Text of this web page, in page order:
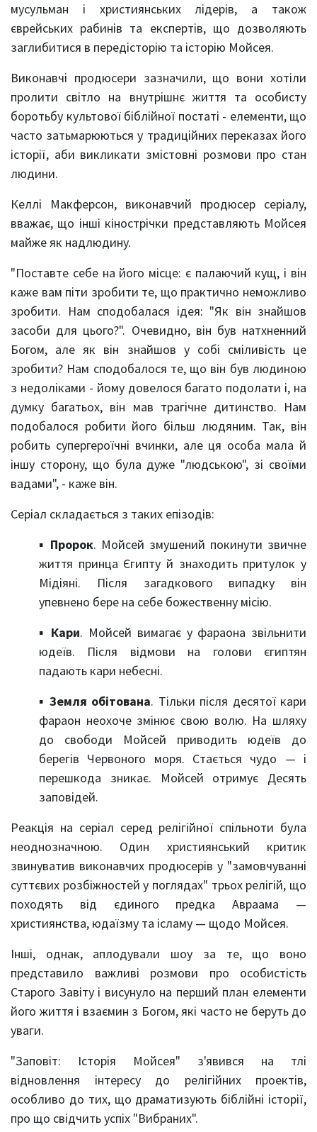
мусульман і християнських лідерів, а також
єврейських рабинів та експертів, що дозволяють
заглибитися в передісторію та історію Мойсея.
Виконавчі продюсери зазначили, що вони хотіли
пролити світло на внутрішнє життя та особисту
боротьбу культової біблійної постаті - елементи, що
часто затьмарюються у традиційних переказах його
історії, аби викликати змістовні розмови про стан
людини.
Келлі Макферсон, виконавчий продюсер серіалу,
вважає, що інші кінострічки представляють Мойсея
майже як надлюдину.
"Поставте себе на його місце: є палаючий кущ, і він
каже вам піти зробити те, що практично неможливо
зробити. Нам сподобалася ідея: "Як він знайшов
засоби для цього?". Очевидно, він був натхненний
Богом, але як він знайшов у собі сміливість це
зробити? Нам сподобалося те, що він був людиною
з недоліками - йому довелося багато подолати і, на
думку багатьох, він мав трагічне дитинство. Нам
подобалося робити його більш людяним. Так, він
робить супергероїчні вчинки, але ця особа мала й
іншу сторону, що була дуже "людською", зі своїми
вадами", - каже він.
Серіал складається з таких епізодів:
▪ Пророк. Мойсей змушений покинути звичне
життя принца Єгипту й знаходить притулок у
Мідіяні. Після загадкового випадку він
упевнено бере на себе божественну місію.
▪ Кари. Мойсей вимагає у фараона звільнити
юдеїв. Після відмови на голови єгиптян
падають кари небесні.
▪ Земля обітована. Тільки після десятої кари
фараон неохоче змінює свою волю. На шляху
до свободи Мойсей приводить юдеїв до
берегів Червоного моря. Стається чудо — і
перешкода зникає. Мойсей отримує Десять
заповідей.
Реакція на серіал серед релігійної спільноти була
неоднозначною. Один християнський критик
звинуватив виконавчих продюсерів у "замовчуванні
суттєвих розбіжностей у поглядах" трьох релігій, що
походять від єдиного предка Авраама —
християнства, юдаїзму та ісламу — щодо Мойсея.
Інші, однак, аплодували шоу за те, що воно
представило важливі розмови про особистість
Старого Завіту і висунуло на перший план елементи
його життя і взаємин з Богом, які часто не беруть до
уваги.
"Заповіт: Історія Мойсея" з'явився на тлі
відновлення інтересу до релігійних проектів,
особливо до тих, що драматизують біблійні історії,
про що свідчить успіх "Вибраних".